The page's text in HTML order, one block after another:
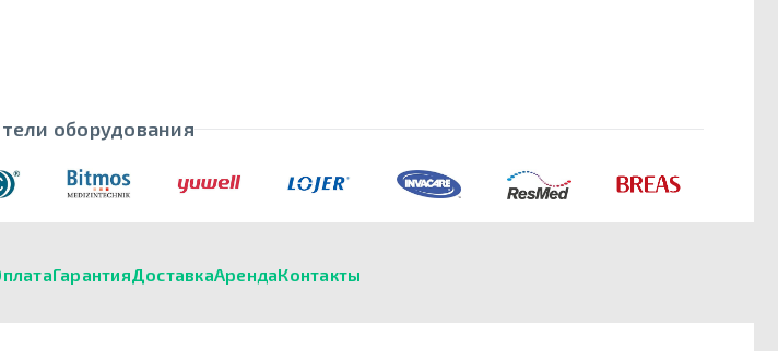
оборудования
ГарантияДоставкаАрендаКонтакты